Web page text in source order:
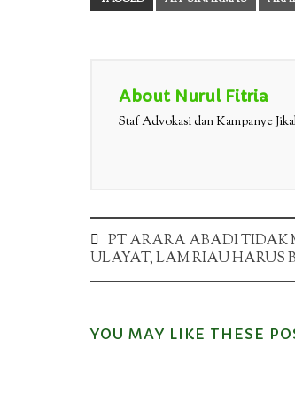
About Nurul Fitria
Staf Advokasi dan Kampanye
Post
navigation
PT ARARA ABADI TIDAK
ULAYAT, LAM RIAU HARUS
YOU MAY LIKE THESE